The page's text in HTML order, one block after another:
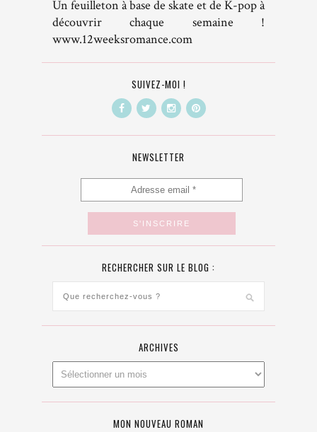
Un feuilleton à base de skate et de K-pop à
découvrir chaque semaine !
www.12weeksromance.com
SUIVEZ-MOI !
NEWSLETTER
RECHERCHER SUR LE BLOG :
ARCHIVES
MON NOUVEAU ROMAN